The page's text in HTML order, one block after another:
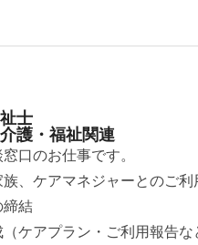
士
護・福祉関連
口のお仕事です。
族、ケアマネジャーとのご
締結
（ケアプラン・ご利用報告な